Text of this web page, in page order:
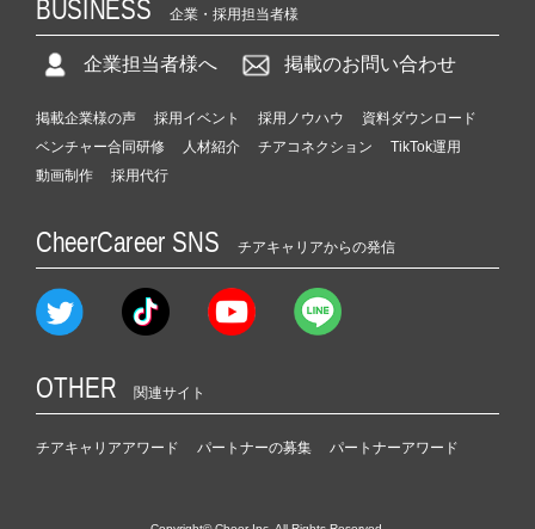
BUSINESS 企業・採用担当者様
企業担当者様へ 掲載のお問い合わせ
掲載企業様の声 採用イベント 採用ノウハウ
資料ダウンロード
ベンチャー合同研修
人材紹介 チアコネクション
TikTok運用
動画制作
採用代行
CheerCareer SNS チアキャリアからの発信
OTHER 関連サイト
チアキャリアアワード パートナーの募集 パートナーアワード